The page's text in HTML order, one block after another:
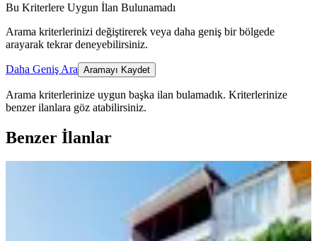
Bu Kriterlere Uygun İlan Bulunamadı
Arama kriterlerinizi değiştirerek veya daha geniş bir bölgede
arayarak tekrar deneyebilirsiniz.
Daha Geniş Ara Aramayı Kaydet
Arama kriterlerinize uygun başka ilan bulamadık. Kriterlerinize
benzer ilanlara göz atabilirsiniz.
Benzer İlanlar
Satlık 2 Katlı Müstakil Lüks Bina
Onikişubat, Süleymanşah Mahallesi
160 m² 06.08.2026